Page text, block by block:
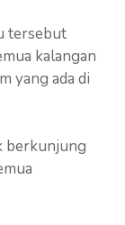
tersebut
kalangan
yang ada di
berkunjung